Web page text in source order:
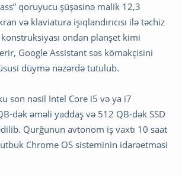
qoruyucu şüşəsinə malik 12,3
və klaviatura işıqlandırıcısı ilə təchiz
ondan planşet kimi
Google Assistant səs köməkçisini
düymə nəzərdə tutulub.
son nəsil Intel Core i5 və ya i7
dək əməli yaddaş və 512 QB-dək SSD
Qurğunun avtonom iş vaxtı 10 saat
Chrome OS sisteminin idarəetməsi